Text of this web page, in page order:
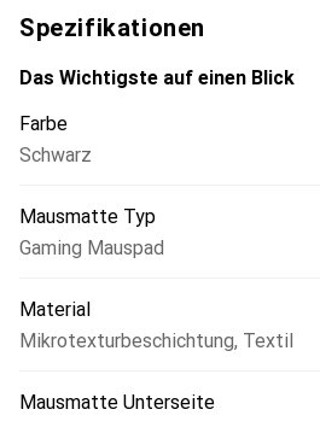
Spezifikationen
Das Wichtigste auf einen Blick
Farbe
Schwarz
Mausmatte Typ
Gaming Mauspad
Material
Mikrotexturbeschichtung, Textil
Mausmatte Unterseite